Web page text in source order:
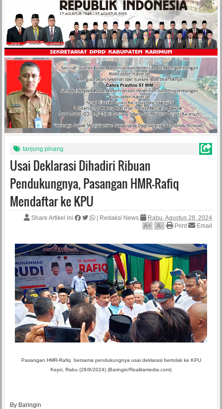
tanjung pinang
Usai Deklarasi Dihadiri Ribuan
Pendukungnya, Pasangan HMR-Rafiq
Mendaftar ke KPU
Share Artikel ini Redaksi News
Rabu, Agustus 28, 2024
A+ A- Print Email
Pasangan HMR-Rafiq bersama pendukungnya usai deklarasi bertolak ke KPU
Kepri, Rabu (28/8/2024) (Baringin/Realitamedia.com)
By Baringin